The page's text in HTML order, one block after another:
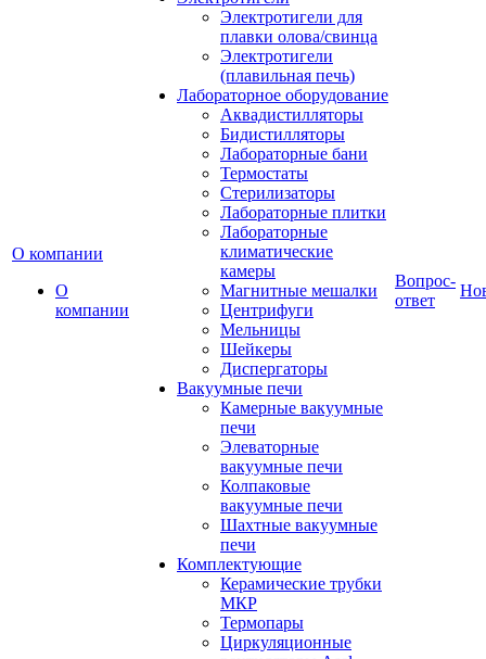
О компании
О
компании
Электротигели для
плавки олова/свинца
Электротигели
(плавильная печь)
Лабораторное оборудование
Аквадистилляторы
Бидистилляторы
Лабораторные бани
Термостаты
Стерилизаторы
Лабораторные плитки
Лабораторные
климатические
камеры
Магнитные мешалки
Центрифуги
Мельницы
Шейкеры
Диспергаторы
Вакуумные печи
Камерные вакуумные
печи
Элеваторные
вакуумные печи
Колпаковые
вакуумные печи
Шахтные вакуумные
печи
Комплектующие
Керамические трубки
МКР
Термопары
Циркуляционные
Вопрос-
ответ